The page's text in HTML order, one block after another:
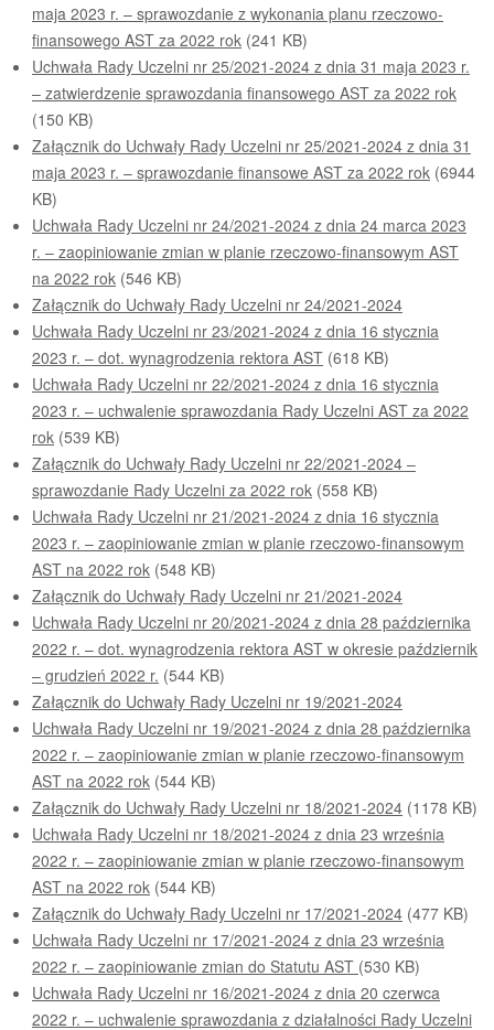
maja 2023 r. – sprawozdanie z wykonania planu rzeczowo-
finansowego AST za 2022 rok (241 KB)
Uchwała Rady Uczelni nr 25/2021-2024 z dnia 31 maja 2023 r.
– zatwierdzenie sprawozdania finansowego AST za 2022 rok
(150 KB)
Załącznik do Uchwały Rady Uczelni nr 25/2021-2024 z dnia 31
maja 2023 r. – sprawozdanie finansowe AST za 2022 rok (6944
KB)
Uchwała Rady Uczelni nr 24/2021-2024 z dnia 24 marca 2023
r. – zaopiniowanie zmian w planie rzeczowo-finansowym AST
na 2022 rok (546 KB)
Załącznik do Uchwały Rady Uczelni nr 24/2021-2024
Uchwała Rady Uczelni nr 23/2021-2024 z dnia 16 stycznia
2023 r. – dot. wynagrodzenia rektora AST (618 KB)
Uchwała Rady Uczelni nr 22/2021-2024 z dnia 16 stycznia
2023 r. – uchwalenie sprawozdania Rady Uczelni AST za 2022
rok (539 KB)
Załącznik do Uchwały Rady Uczelni nr 22/2021-2024 –
sprawozdanie Rady Uczelni za 2022 rok (558 KB)
Uchwała Rady Uczelni nr 21/2021-2024 z dnia 16 stycznia
2023 r. – zaopiniowanie zmian w planie rzeczowo-finansowym
AST na 2022 rok (548 KB)
Załącznik do Uchwały Rady Uczelni nr 21/2021-2024
Uchwała Rady Uczelni nr 20/2021-2024 z dnia 28 października
2022 r. – dot. wynagrodzenia rektora AST w okresie październik
– grudzień 2022 r. (544 KB)
Załącznik do Uchwały Rady Uczelni nr 19/2021-2024
Uchwała Rady Uczelni nr 19/2021-2024 z dnia 28 października
2022 r. – zaopiniowanie zmian w planie rzeczowo-finansowym
AST na 2022 rok (544 KB)
Załącznik do Uchwały Rady Uczelni nr 18/2021-2024 (1178 KB)
Uchwała Rady Uczelni nr 18/2021-2024 z dnia 23 września
2022 r. – zaopiniowanie zmian w planie rzeczowo-finansowym
AST na 2022 rok (544 KB)
Załącznik do Uchwały Rady Uczelni nr 17/2021-2024 (477 KB)
Uchwała Rady Uczelni nr 17/2021-2024 z dnia 23 września
2022 r. – zaopiniowanie zmian do Statutu AST (530 KB)
Uchwała Rady Uczelni nr 16/2021-2024 z dnia 20 czerwca
2022 r. – uchwalenie sprawozdania z działalności Rady Uczelni